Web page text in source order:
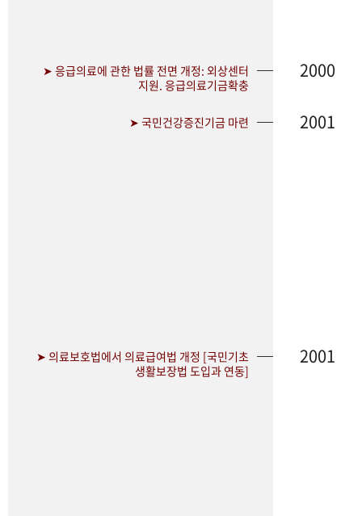
➤ 응급의료에 관한 법률 전면 개정: 외상센터
지원. 응급의료기금확충
2000
➤ 국민건강증진기금 마련 2001
➤ 의료보호법에서 의료급여법 개정 [국민기초
생활보장법 도입과 연동]
2001